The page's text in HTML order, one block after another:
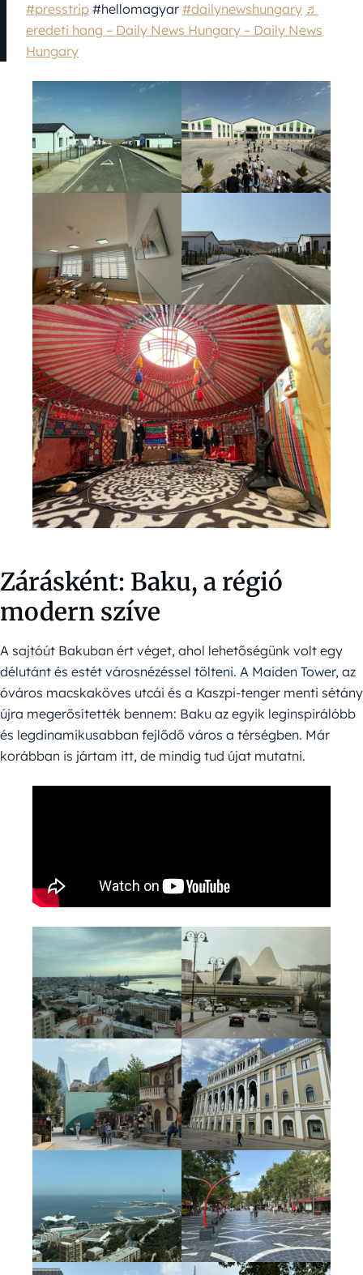
#presstrip #hellomagyar #dailynewshungary ♬
eredeti hang – Daily News Hungary – Daily News
Hungary
Zárásként: Baku, a régió
modern szíve
A sajtóút Bakuban ért véget, ahol lehetőségünk volt egy
délutánt és estét városnézéssel tölteni. A Maiden Tower, az
óváros macskaköves utcái és a Kaszpi-tenger menti sétány
újra megerősítették bennem: Baku az egyik leginspirálóbb
és legdinamikusabban fejlődő város a térségben. Már
korábban is jártam itt, de mindig tud újat mutatni.